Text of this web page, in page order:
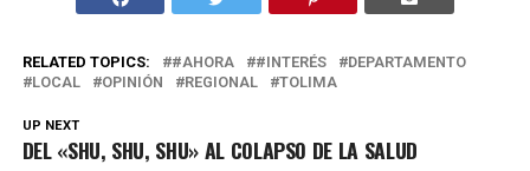
RELATED TOPICS: #AHORA #INTERÉS
DEPARTAMENTO
LOCAL
OPINIÓN REGIONAL TOLIMA
UP NEXT
DEL «SHU, SHU, SHU» AL COLAPSO DE LA SALUD